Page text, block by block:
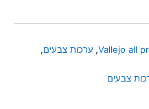
Vallejo all
, ערכות צבעים,
צבעים